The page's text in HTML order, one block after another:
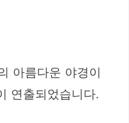
아름다운 야경이
연출되었습니다.